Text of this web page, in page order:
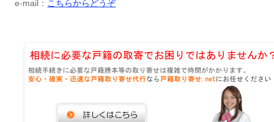
e-mail： こちらからどうぞ